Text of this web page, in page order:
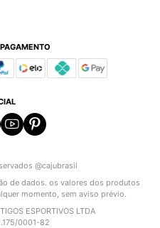
@cajubrasil
de dados. os valores dos produtos
momento, sem aviso prévio.
ESPORTIVOS LTDA
0001-82